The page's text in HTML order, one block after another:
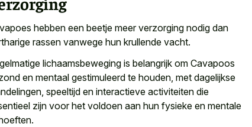
hebben een beetje meerverzorging nodig dan
rassenvanwege hun krullende vacht.
lichaamsbeweging is belangrijk om Cavapoos
en mentaal gestimuleerd te houden, met dagelijkse
speeltijd en interactieve activiteiten die
zijn voor het voldoen aan hun fysieke en mentale